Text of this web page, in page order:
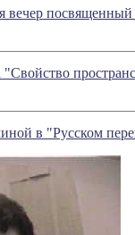
вечер
"Свойство
в "Русском